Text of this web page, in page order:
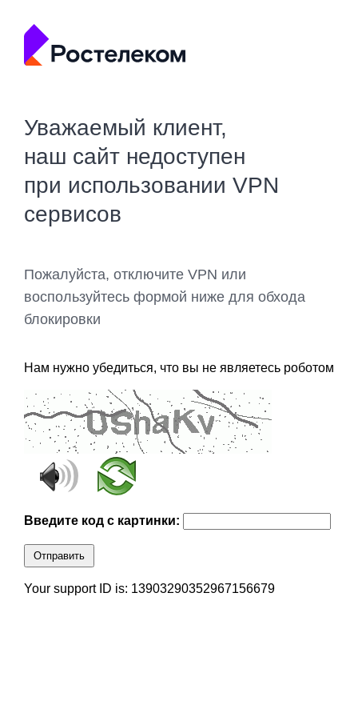
Уважаемый клиент,
наш сайт недоступен
при использовании VPN
сервисов
Пожалуйста, отключите VPN или
воспользуйтесь формой ниже для обхода
блокировки
Нам нужно убедиться, что вы не являетесь роботом
Введите код с картинки:
Отправить
Your support ID is: 13903290352967156679